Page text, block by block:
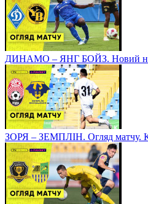
ДИНАМО – ЯНГ БОЙЗ. Новий
ЗОРЯ – ЗЕМПЛІН. Огляд матчу.